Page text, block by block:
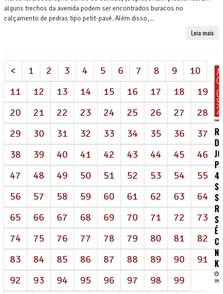
alguns trechos da avenida podem ser encontrados buracos no
calçamento de pedras tipo petit-pavé. Além disso,...
Leia mais
< 1 2 3 4 5 6 7 8 9
10
11
12 13 14 15 16 17 18
19
20
21 22 23 24 25 26 27
28
29
30 31 32 33 34 35 36
37
38
39 40 41 42 43 44 45
46
47
48 49 50 51 52 53 54
55
56
57 58 59 60 61 62 63
64
65
66 67 68 69 70 71 72
73
74
75 76 77 78 79 80 81
82
83
84 85 86 87 88 89 90
91
92
93 94 95 96 97 98
99
DE
É
NA
05/